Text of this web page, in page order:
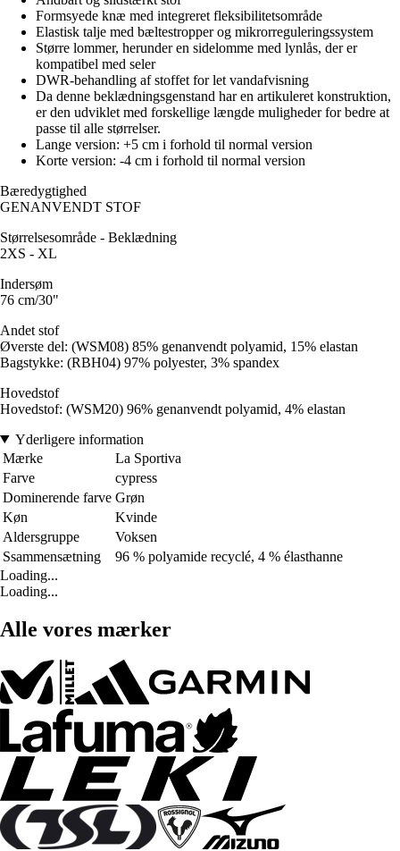
Formsyede knæ med integreret fleksibilitetsområde
Elastisk talje med bæltestropper og mikrorreguleringssystem
Større lommer, herunder en sidelomme med lynlås, der er
kompatibel med seler
DWR-behandling af stoffet for let vandafvisning
Da denne beklædningsgenstand har en artikuleret konstruktion,
er den udviklet med forskellige længde muligheder for bedre at
passe til alle størrelser.
Lange version: +5 cm i forhold til normal version
Korte version: -4 cm i forhold til normal version
Bæredygtighed
GENANVENDT STOF
Størrelsesområde - Beklædning
2XS - XL
Indersøm
76 cm/30"
Andet stof
Øverste del: (WSM08) 85% genanvendt polyamid, 15% elastan
Bagstykke: (RBH04) 97% polyester, 3% spandex
Hovedstof
Hovedstof: (WSM20) 96% genanvendt polyamid, 4% elastan
Yderligere information
Mærke
La Sportiva
Farve
cypress
Dominerende farve Grøn
Køn
Kvinde
Aldersgruppe
Voksen
Ssammensætning
96 % polyamide recyclé, 4 % élasthanne
Loading...
Loading...
Alle vores mærker